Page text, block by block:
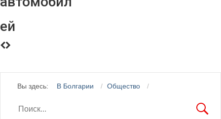
ей
Вы здесь: В Болгарии Общество